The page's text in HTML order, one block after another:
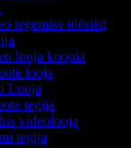
tegemise tööriist
looja koopia
looja
Looja
tegija
videolooja
tegija